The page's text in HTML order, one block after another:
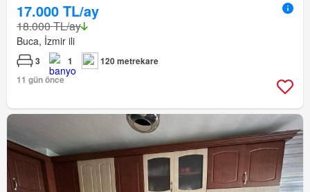
17.000 TL/ay
18.000 TL/ay
Buca, İzmir ili
3 1
120 metrekare
11 gün önce